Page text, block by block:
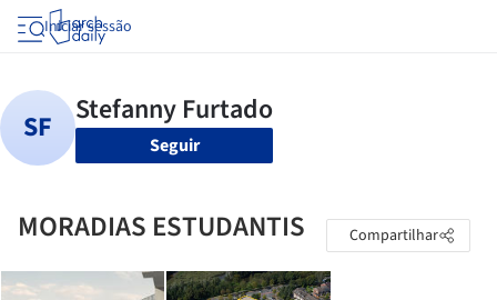
Iniciar sessão
Seguir
MORADIAS ESTUDANTIS Compartilhar